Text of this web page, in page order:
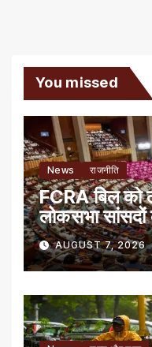
You missed
News राजनीति
FCRA बिल
लोकसभा सांसदों
AUGUST 7, 2026